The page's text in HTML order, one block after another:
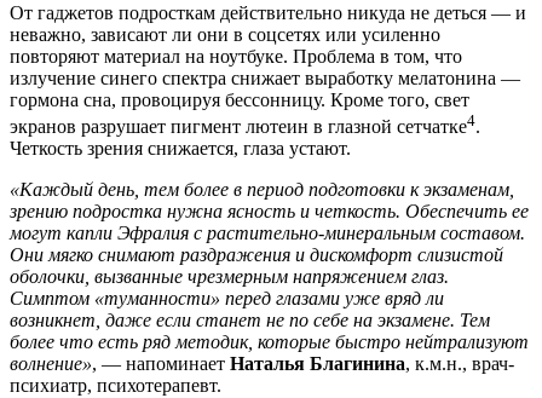
От гаджетов подросткам действительно никуда не деться — и
неважно, зависают ли они в соцсетях или усиленно
повторяют материал на ноутбуке. Проблема в том, что
излучение синего спектра снижает выработку мелатонина —
гормона сна, провоцируя бессонницу. Кроме того, свет
экранов разрушает пигмент лютеин в глазной сетчатке4.
Четкость зрения снижается, глаза устают.
«Каждый день, тем более в период подготовки к экзаменам,
зрению подростка нужна ясность и четкость. Обеспечить ее
могут капли Эфралия с растительно-минеральным составом.
Они мягко снимают раздражения и дискомфорт слизистой
оболочки, вызванные чрезмерным напряжением глаз.
Симптом «туманности» перед глазами уже вряд ли
возникнет, даже если станет не по себе на экзамене. Тем
более что есть ряд методик, которые быстро нейтрализуют
волнение», — напоминает Наталья Благинина, к.м.н., врач-
психиатр, психотерапевт.